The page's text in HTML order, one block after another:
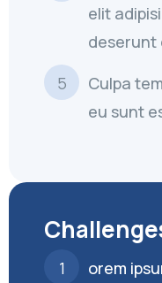
elit
deserunt
Culpa
eu sunt
orem